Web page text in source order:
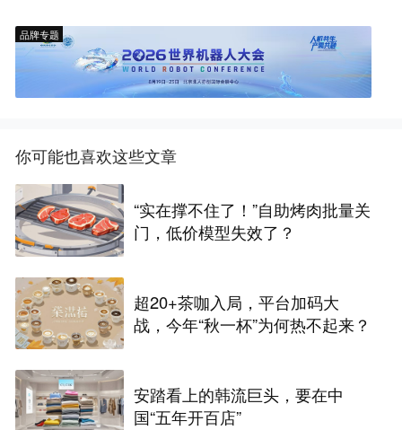
品牌专题
你可能也喜欢这些文章
“实在撑不住了！”自助烤肉批量关
门，低价模型失效了？
超20+茶咖入局，平台加码大
战，今年“秋一杯”为何热不起来？
安踏看上的韩流巨头，要在中
国“五年开百店”